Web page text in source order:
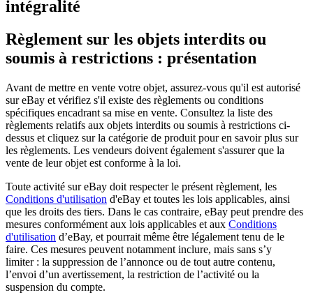
intégralité
Règlement sur les objets interdits ou
soumis à restrictions : présentation
Avant de mettre en vente votre objet, assurez-vous qu'il est autorisé
sur eBay et vérifiez s'il existe des règlements ou conditions
spécifiques encadrant sa mise en vente. Consultez la liste des
règlements relatifs aux objets interdits ou soumis à restrictions ci-
dessus et cliquez sur la catégorie de produit pour en savoir plus sur
les règlements. Les vendeurs doivent également s'assurer que la
vente de leur objet est conforme à la loi.
Toute activité sur eBay doit respecter le présent règlement, les
Conditions d'utilisation d'eBay et toutes les lois applicables, ainsi
que les droits des tiers. Dans le cas contraire, eBay peut prendre des
mesures conformément aux lois applicables et aux Conditions
d'utilisation d’eBay, et pourrait même être légalement tenu de le
faire. Ces mesures peuvent notamment inclure, mais sans s’y
limiter : la suppression de l’annonce ou de tout autre contenu,
l’envoi d’un avertissement, la restriction de l’activité ou la
suspension du compte.